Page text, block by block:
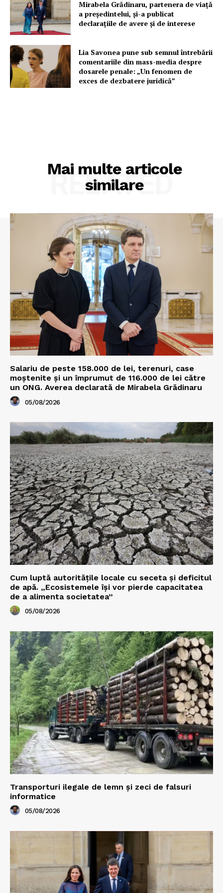
Mirabela Grădinaru, partenera de viață
a președintelui, și-a publicat
declarațiile de avere și de interese
Lia Savonea pune sub semnul întrebării
comentariile din mass-media despre
dosarele penale: „Un fenomen de
exces de dezbatere juridică”
Mai multe articole
similare
RELATED
Salariu de peste 158.000 de lei, terenuri, case
moștenite și un împrumut de 116.000 de lei către
un ONG. Averea declarată de Mirabela Grădinaru
05/08/2026
Cum luptă autoritățile locale cu seceta și deficitul
de apă. „Ecosistemele își vor pierde capacitatea
de a alimenta societatea”
05/08/2026
Transporturi ilegale de lemn și zeci de falsuri
informatice
05/08/2026